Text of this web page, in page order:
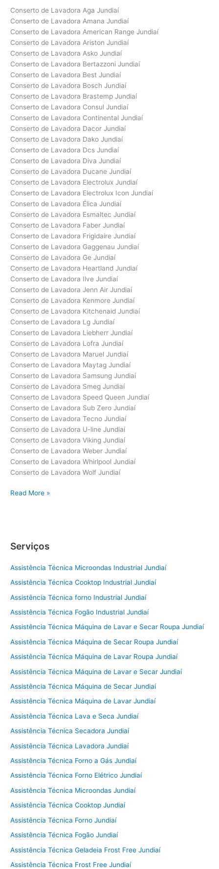
Conserto de Lavadora Aga Jundiaí
Conserto de Lavadora Amana Jundiaí
Conserto de Lavadora American Range Jundiaí
Conserto de Lavadora Ariston Jundiaí
Conserto de Lavadora Asko Jundiaí
Conserto de Lavadora Bertazzoni Jundiaí
Conserto de Lavadora Best Jundiaí
Conserto de Lavadora Bosch Jundiaí
Conserto de Lavadora Brastemp Jundiaí
Conserto de Lavadora Consul Jundiaí
Conserto de Lavadora Continental Jundiaí
Conserto de Lavadora Dacor Jundiaí
Conserto de Lavadora Dako Jundiaí
Conserto de Lavadora Dcs Jundiaí
Conserto de Lavadora Diva Jundiaí
Conserto de Lavadora Ducane Jundiaí
Conserto de Lavadora Electrolux Jundiaí
Conserto de Lavadora Electrolux Icon Jundiaí
Conserto de Lavadora Élica Jundiaí
Conserto de Lavadora Esmaltec Jundiaí
Conserto de Lavadora Faber Jundiaí
Conserto de Lavadora Frigidaire Jundiaí
Conserto de Lavadora Gaggenau Jundiaí
Conserto de Lavadora Ge Jundiaí
Conserto de Lavadora Heartland Jundiaí
Conserto de Lavadora Ilve Jundiaí
Conserto de Lavadora Jenn Air Jundiaí
Conserto de Lavadora Kenmore Jundiaí
Conserto de Lavadora Kitchenaid Jundiaí
Conserto de Lavadora Lg Jundiaí
Conserto de Lavadora Liebherr Jundiaí
Conserto de Lavadora Lofra Jundiaí
Conserto de Lavadora Maruel Jundiaí
Conserto de Lavadora Maytag Jundiaí
Conserto de Lavadora Samsung Jundiaí
Conserto de Lavadora Smeg Jundiaí
Conserto de Lavadora Speed Queen Jundiaí
Conserto de Lavadora Sub Zero Jundiaí
Conserto de Lavadora Tecno Jundiaí
Conserto de Lavadora U-line Jundiaí
Conserto de Lavadora Viking Jundiaí
Conserto de Lavadora Weber Jundiaí
Conserto de Lavadora Whirlpool Jundiaí
Conserto de Lavadora Wolf Jundiaí
Conserto
Read More »
Serviços
Assistência Técnica Microondas Industrial Jundiaí
Assistência Técnica Cooktop Industrial Jundiaí
Assistência Técnica forno Industrial Jundiaí
Assistência Técnica Fogão Industrial Jundiaí
Assistência Técnica Máquina de Lavar e Secar Roupa Jundiaí
Assistência Técnica Máquina de Secar Roupa Jundiaí
Assistência Técnica Máquina de Lavar Roupa Jundiaí
Assistência Técnica Máquina de Lavar e Secar Jundiaí
Assistência Técnica Máquina de Secar Jundiaí
Assistência Técnica Máquina de Lavar Jundiaí
Assistência Técnica Lava e Seca Jundiaí
Assistência Técnica Secadora Jundiaí
Assistência Técnica Lavadora Jundiaí
Assistência Técnica Forno a Gás Jundiaí
Assistência Técnica Forno Elétrico Jundiaí
Assistência Técnica Microondas Jundiaí
Assistência Técnica Cooktop Jundiaí
Assistência Técnica Forno Jundiaí
Assistência Técnica Fogão Jundiaí
Assistência Técnica Geladeia Frost Free Jundiaí
Assistência Técnica Frost Free Jundiaí